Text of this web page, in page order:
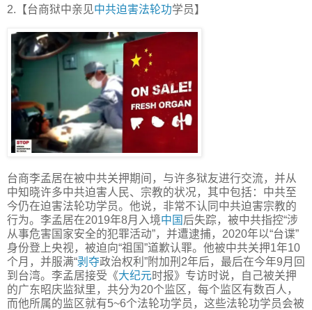
2.【台商狱中亲见中共迫害法轮功学员】
台商李孟居在被中共关押期间，与许多狱友进行交流，并从
中知晓许多中共迫害人民、宗教的状况，其中包括：中共至
今仍在迫害法轮功学员。他说，非常不认同中共迫害宗教的
行为。李孟居在2019年8月入境中国 后失踪，被中共指控“涉
从事危害国家安全的犯罪活动”，并遭逮捕，2020年以“台谍”
身份登上央视，被迫向“祖国”道歉认罪。他被中共关押1年10
个月，并服满“剥夺政治权利”附加刑2年后，最后在今年9月回
到台湾。李孟居接受《大纪元时报》专访时说，自己被关押
的广东昭庆监狱里，共分为20个监区，每个监区有数百人，
而他所属的监区就有5~6个法轮功学员，这些法轮功学员会被